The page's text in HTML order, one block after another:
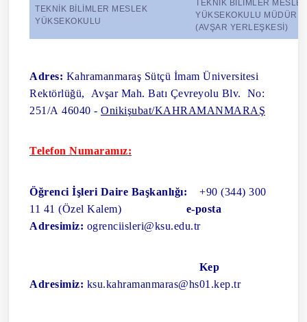
TEKNİK BİLİMLER MESLEK
YÜKSEKOKULU
TEKNİK BİLİMLER MESLEK
YÜKSEKOKULU
(AVŞAR YERLEŞKESİ)
Adres: Kahramanmaraş Sütçü İmam Üniversitesi
Rektörlüğü, Avşar Mah. Batı Çevreyolu Blv. No:
251/A 46040 - Onikişubat/KAHRAMANMARAŞ
Telefon Numaramız:
Öğrenci İşleri Daire Başkanlığı:
+90 (344) 300
11 41 (Özel Kalem)
e-posta
Adresimiz: ogrenciisleri@ksu.edu.tr
Kep
Adresimiz: ksu.kahramanmaras@hs01.kep.tr